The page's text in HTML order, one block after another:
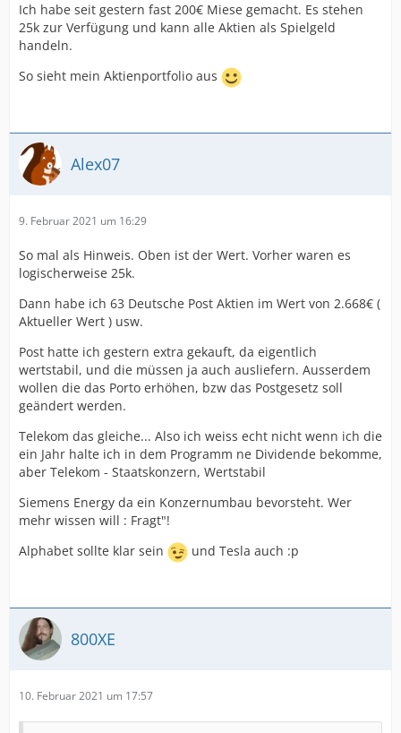
Ich habe seit gestern fast 200€ Miese gemacht. Es stehen
25k zur Verfügung und kann alle Aktien als Spielgeld
handeln.
So sieht mein Aktienportfolio aus
Alex07
9. Februar 2021 um 16:29
So mal als Hinweis. Oben ist der Wert. Vorher waren es
logischerweise 25k.
Dann habe ich 63 Deutsche Post Aktien im Wert von 2.668€ (
Aktueller Wert ) usw.
Post hatte ich gestern extra gekauft, da eigentlich
wertstabil, und die müssen ja auch ausliefern. Ausserdem
wollen die das Porto erhöhen, bzw das Postgesetz soll
geändert werden.
Telekom das gleiche... Also ich weiss echt nicht wenn ich die
ein Jahr halte ich in dem Programm ne Dividende bekomme,
aber Telekom - Staatskonzern, Wertstabil
Siemens Energy da ein Konzernumbau bevorsteht. Wer
mehr wissen will : Fragt"!
Alphabet sollte klar sein
und Tesla auch :p
800XE
10. Februar 2021 um 17:57